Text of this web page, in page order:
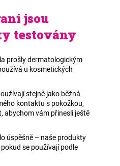
jsou
testovány
prošly dermatologickým
u kosmetických
stejně jako běžná
kontaktu s pokožkou,
abychom vám přinesli ještě
úspěšně – naše produkty
se používají podle